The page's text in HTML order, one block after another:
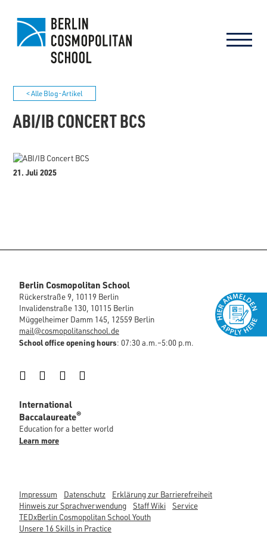
< Alle Blog-Artikel
ABI/IB CONCERT BCS
21. Juli 2025
Berlin Cosmopolitan School
Rückerstraße 9, 10119 Berlin
Invalidenstraße 130, 10115 Berlin
Müggelheimer Damm 145, 12559 Berlin
mail@cosmopolitanschool.de
School office opening hours: 07:30 a.m.–5:00 p.m.
InstagramFacebookLinkedIn
International
Baccalaureate®
Education for a better world
Learn more
Impressum Datenschutz
Erklärung zur Barrierefreiheit
Hinweis zur Sprachverwendung
Staff Wiki
Service
TEDxBerlin Cosmopolitan School Youth
Unsere 16 Skills in Practice